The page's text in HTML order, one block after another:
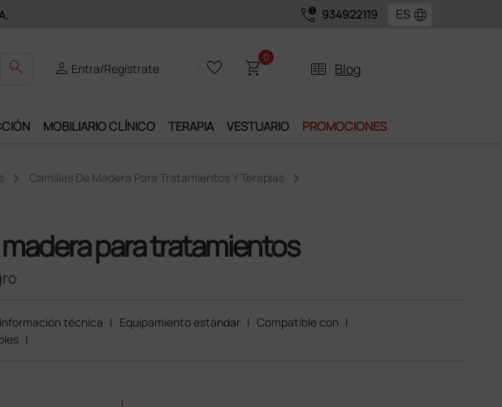
call_quality 934922119 language
search person Entra/Regístrate favorite_border shopping_cart0
two_pager Blog
MOBILIARIO CLÍNICO TERAPIA VESTUARIO PROMOCIONES
Camillas De Madera Para Tratamientos Y Terapias
para tratamientos
Información técnica | Equipamiento estándar | Compatible con |
|